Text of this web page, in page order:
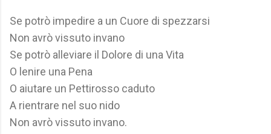
Se potrò impedire a un Cuore di spezzarsi
Non avrò vissuto invano
Se potrò alleviare il Dolore di una Vita
O lenire una Pena
O aiutare un Pettirosso caduto
A rientrare nel suo nido
Non avrò vissuto invano.